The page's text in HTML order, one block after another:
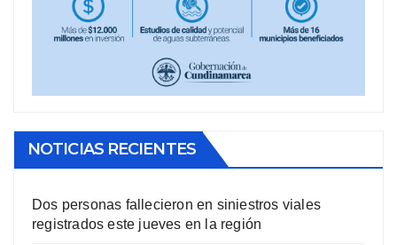
NOTICIAS RECIENTES
Dos personas fallecieron en siniestros viales
registrados este jueves en la región